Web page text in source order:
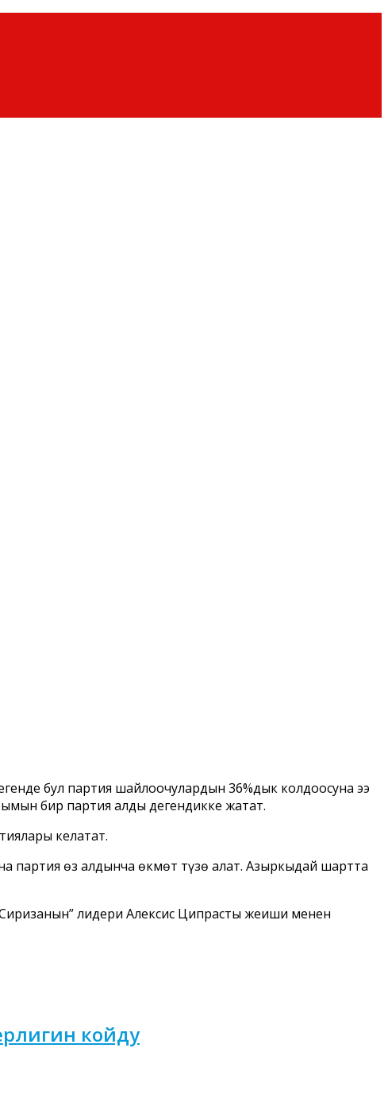
бул партия шайлоочулардын 36%дык колдоосуна ээ
бир партия алды дегендикке жатат.
келатат.
партия өз алдынча өкмөт түзө алат. Азыркыдай шартта
лидери Алексис Ципрасты жеңиши менен
койду